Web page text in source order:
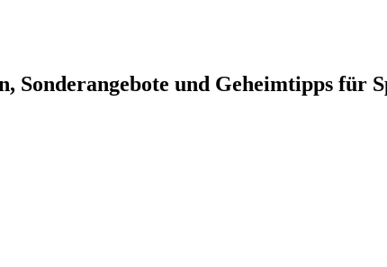
Sonderangebote und Geheimtipps für